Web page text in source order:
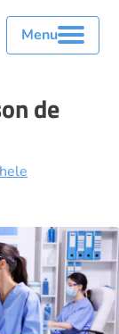
Menu
de